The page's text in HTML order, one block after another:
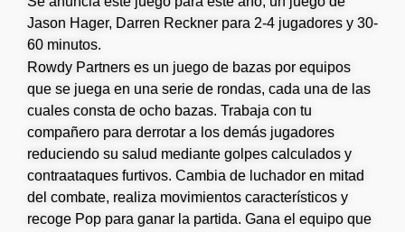
Jason Hager, Darren Reckner para 2-4 jugadores y 30-
60 minutos.
Rowdy Partners es un juego de bazas por equipos
que se juega en una serie de rondas, cada una de las
cuales consta de ocho bazas. Trabaja con tu
compañero para derrotar a los demás jugadores
reduciendo su salud mediante golpes calculados y
contraataques furtivos. Cambia de luchador en mitad
del combate, realiza movimientos característicos y
recoge Pop para ganar la partida. Gana el equipo que